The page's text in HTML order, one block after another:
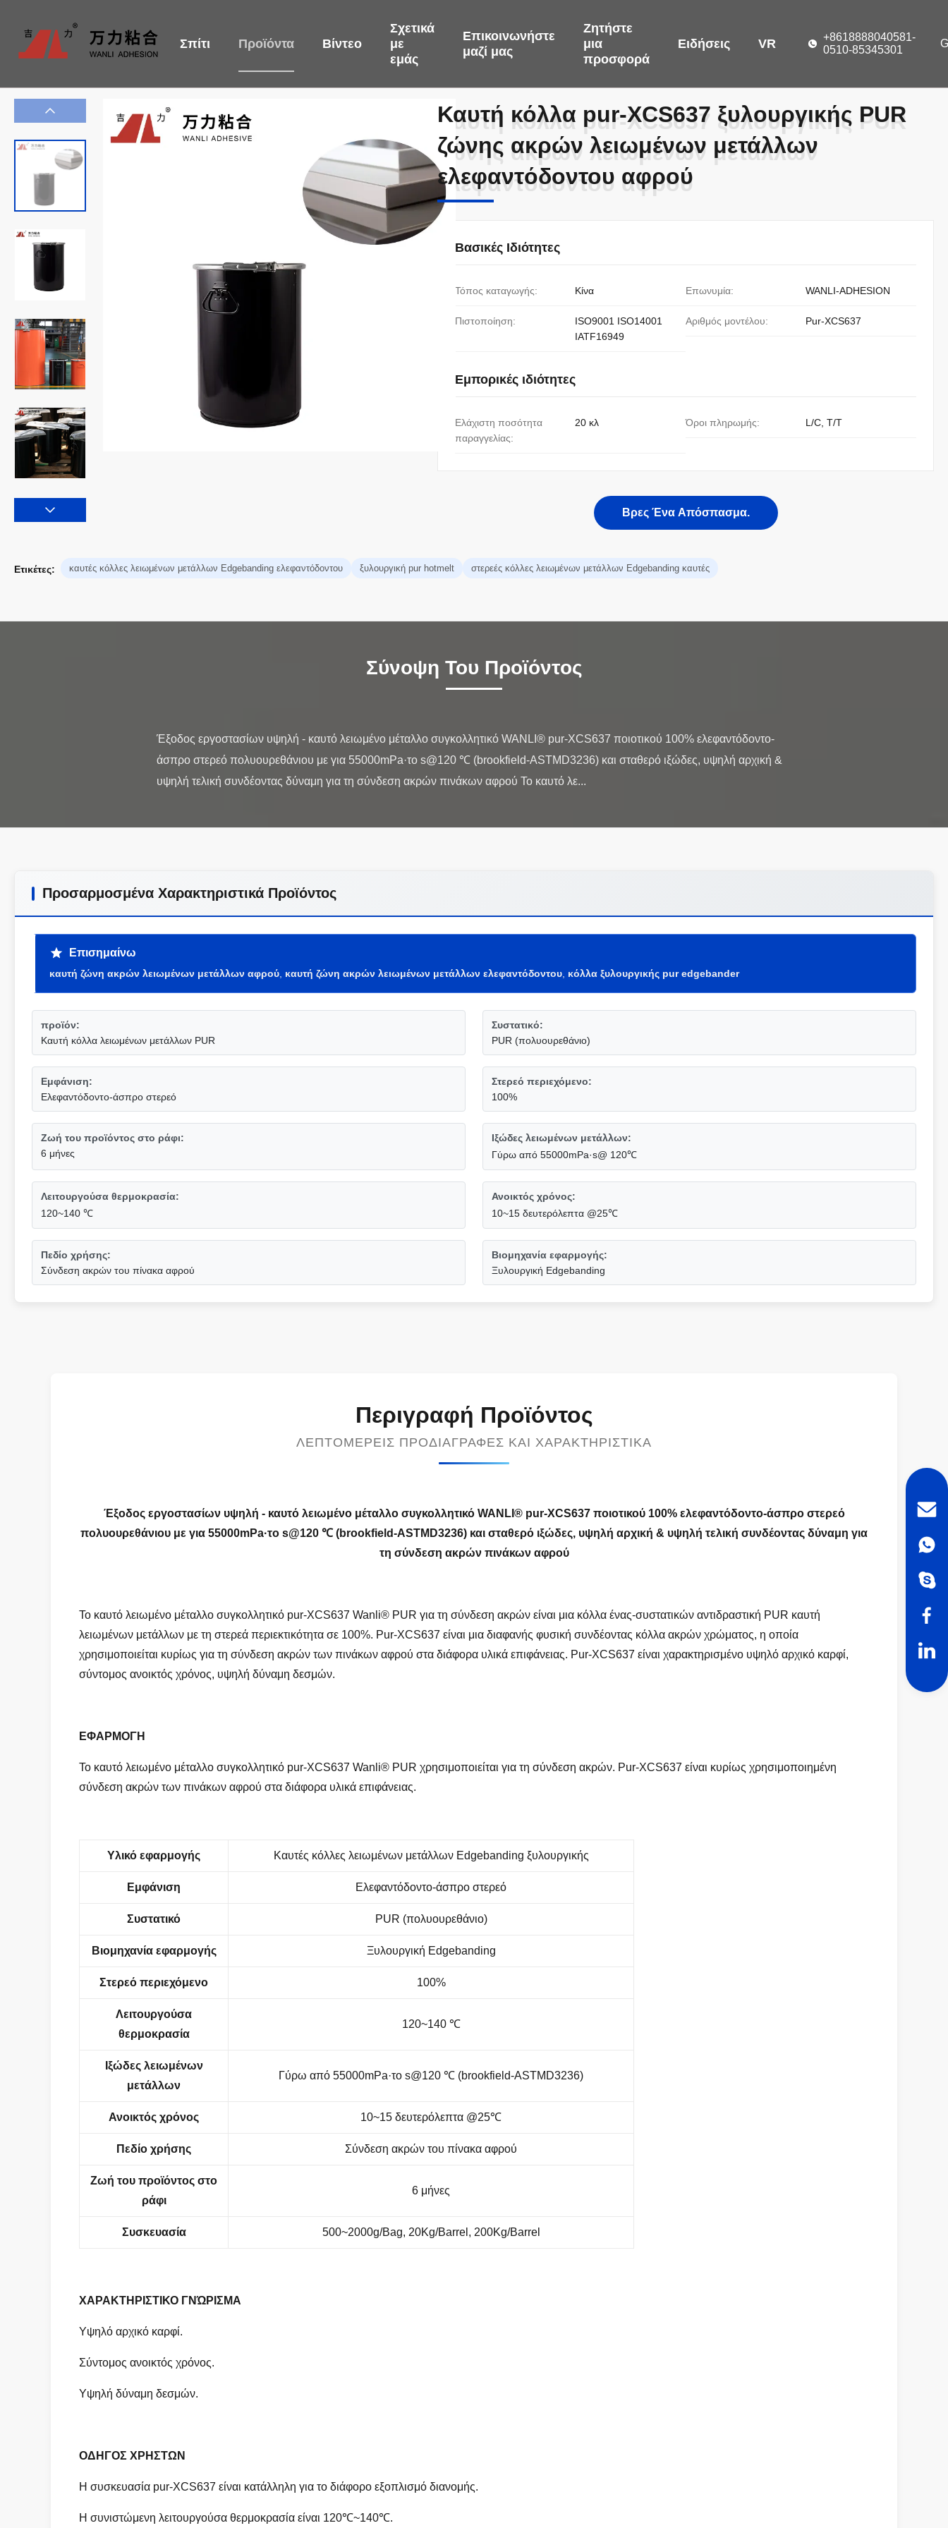
Σπίτι Προϊόντα Βίντεο
Σχετικά
με
εμάς
Επικοινωνήστε
μαζί μας
Ζητήστε
μια
προσφορά
Ειδήσεις VR
+8618888040581-
0510-85345301
Καυτή κόλλα pur-XCS637 ξυλουργικής PUR
ζώνης ακρών λειωμένων μετάλλων
ελεφαντόδοντου αφρού
Καυτή κόλλα pur-XCS637 ξυλουργικής PUR
ζώνης ακρών λειωμένων μετάλλων
ελεφαντόδοντου αφρού
Βασικές Ιδιότητες
Τόπος καταγωγής: Κίνα Επωνυμία: WANLI-ADHESION
Πιστοποίηση:
ISO9001 ISO14001
IATF16949
Αριθμός μοντέλου: Pur-XCS637
Εμπορικές ιδιότητες
Ελάχιστη ποσότητα
παραγγελίας:
20 κλ Όροι πληρωμής: L/C, T/T
Βρες Ένα Απόσπασμα.
Ετικέτες: καυτές κόλλες λειωμένων μετάλλων Edgebanding ελεφαντόδοντου ξυλουργική pur hotmelt στερεές κόλλες λειωμένων μετάλλων Edgebanding καυτές
Σύνοψη Του Προϊόντος
Έξοδος εργοστασίων υψηλή - καυτό λειωμένο μέταλλο συγκολλητικό WANLI® pur-XCS637 ποιοτικού 100% ελεφαντόδοντο-
άσπρο στερεό πολυουρεθάνιου με για 55000mPa·το s@120 ℃ (brookfield-ASTMD3236) και σταθερό ιξώδες, υψηλή αρχική &
Προσαρμοσμένα Χαρακτηριστικά Προϊόντος
Επισημαίνω
καυτή ζώνη ακρών λειωμένων μετάλλων αφρού καυτή ζώνη ακρών λειωμένων μετάλλων ελεφαντόδοντου κόλλα ξυλουργικής pur edgebander
προϊόν:
Καυτή κόλλα λειωμένων μετάλλων PUR
Συστατικό:
PUR (πολυουρεθάνιο)
Εμφάνιση:
Ελεφαντόδοντο-άσπρο στερεό
Στερεό περιεχόμενο:
100%
Ζωή του προϊόντος στο ράφι:
6 μήνες
Ιξώδες λειωμένων μετάλλων:
Γύρω από 55000mPa·s@ 120℃
Λειτουργούσα θερμοκρασία:
120~140 ℃
Ανοικτός χρόνος:
10~15 δευτερόλεπτα @25℃
Πεδίο χρήσης:
Σύνδεση ακρών του πίνακα αφρού
Βιομηχανία εφαρμογής:
Ξυλουργική Edgebanding
Περιγραφή Προϊόντος
ΛΕΠΤΟΜΕΡΕΊΣ ΠΡΟΔΙΑΓΡΑΦΈΣ ΚΑΙ ΧΑΡΑΚΤΗΡΙΣΤΙΚΆ
Έξοδος εργοστασίων υψηλή - καυτό λειωμένο μέταλλο συγκολλητικό WANLI® pur-XCS637 ποιοτικού 100% ελεφαντόδοντο-άσπρο στερεό
πολυουρεθάνιου με για 55000mPa·το s@120 ℃ (brookfield-ASTMD3236) και σταθερό ιξώδες, υψηλή αρχική & υψηλή τελική συνδέοντας δύναμη για
τη σύνδεση ακρών πινάκων αφρού
Το καυτό λειωμένο μέταλλο συγκολλητικό pur-XCS637 Wanli® PUR για τη σύνδεση ακρών είναι μια κόλλα ένας-συστατικών αντιδραστική PUR καυτή
λειωμένων μετάλλων με τη στερεά περιεκτικότητα σε 100%. Pur-XCS637 είναι μια διαφανής φυσική συνδέοντας κόλλα ακρών χρώματος, η οποία
χρησιμοποιείται κυρίως για τη σύνδεση ακρών των πινάκων αφρού στα διάφορα υλικά επιφάνειας. Pur-XCS637 είναι χαρακτηρισμένο υψηλό αρχικό καρφί,
σύντομος ανοικτός χρόνος, υψηλή δύναμη δεσμών.
ΕΦΑΡΜΟΓΗ
Το καυτό λειωμένο μέταλλο συγκολλητικό pur-XCS637 Wanli® PUR χρησιμοποιείται για τη σύνδεση ακρών. Pur-XCS637 είναι κυρίως χρησιμοποιημένη
σύνδεση ακρών των πινάκων αφρού στα διάφορα υλικά επιφάνειας.
Υλικό εφαρμογής Καυτές κόλλες λειωμένων μετάλλων Edgebanding ξυλουργικής
Εμφάνιση Ελεφαντόδοντο-άσπρο στερεό
Συστατικό PUR (πολυουρεθάνιο)
Βιομηχανία εφαρμογής Ξυλουργική Edgebanding
Στερεό περιεχόμενο 100%
Λειτουργούσα
θερμοκρασία
120~140 ℃
Ιξώδες λειωμένων
μετάλλων
Γύρω από 55000mPa·το s@120 ℃ (brookfield-ASTMD3236)
Ανοικτός χρόνος 10~15 δευτερόλεπτα @25℃
Πεδίο χρήσης Σύνδεση ακρών του πίνακα αφρού
Ζωή του προϊόντος στο
ράφι
6 μήνες
Συσκευασία 500~2000g/Bag, 20Kg/Barrel, 200Kg/Barrel
ΧΑΡΑΚΤΗΡΙΣΤΙΚΟ ΓΝΏΡΙΣΜΑ
Υψηλό αρχικό καρφί.
Σύντομος ανοικτός χρόνος.
Υψηλή δύναμη δεσμών.
ΟΔΗΓΟΣ ΧΡΗΣΤΩΝ
Η συσκευασία pur-XCS637 είναι κατάλληλη για το διάφορο εξοπλισμό διανομής.
Η συνιστώμενη λειτουργούσα θερμοκρασία είναι 120℃~140℃.